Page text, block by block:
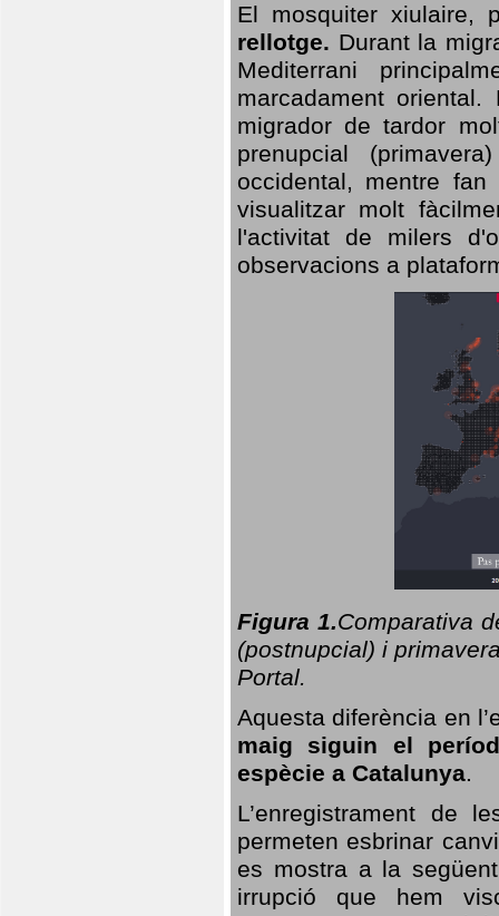
El mosquiter xiulaire,
rellotge. Durant la
Mediterrani
marcadament
migrador de tardor
prenupcial
occidental, mentre
visualitzar molt
l'activitat de milers
observacions a
Figura 1.Comparativa
(postnupcial) i
Portal.
Aquesta diferència en
maig siguin el
espècie a Catalunya.
L’enregistrament de
permeten esbrinar
es mostra a la
irrupció que hem